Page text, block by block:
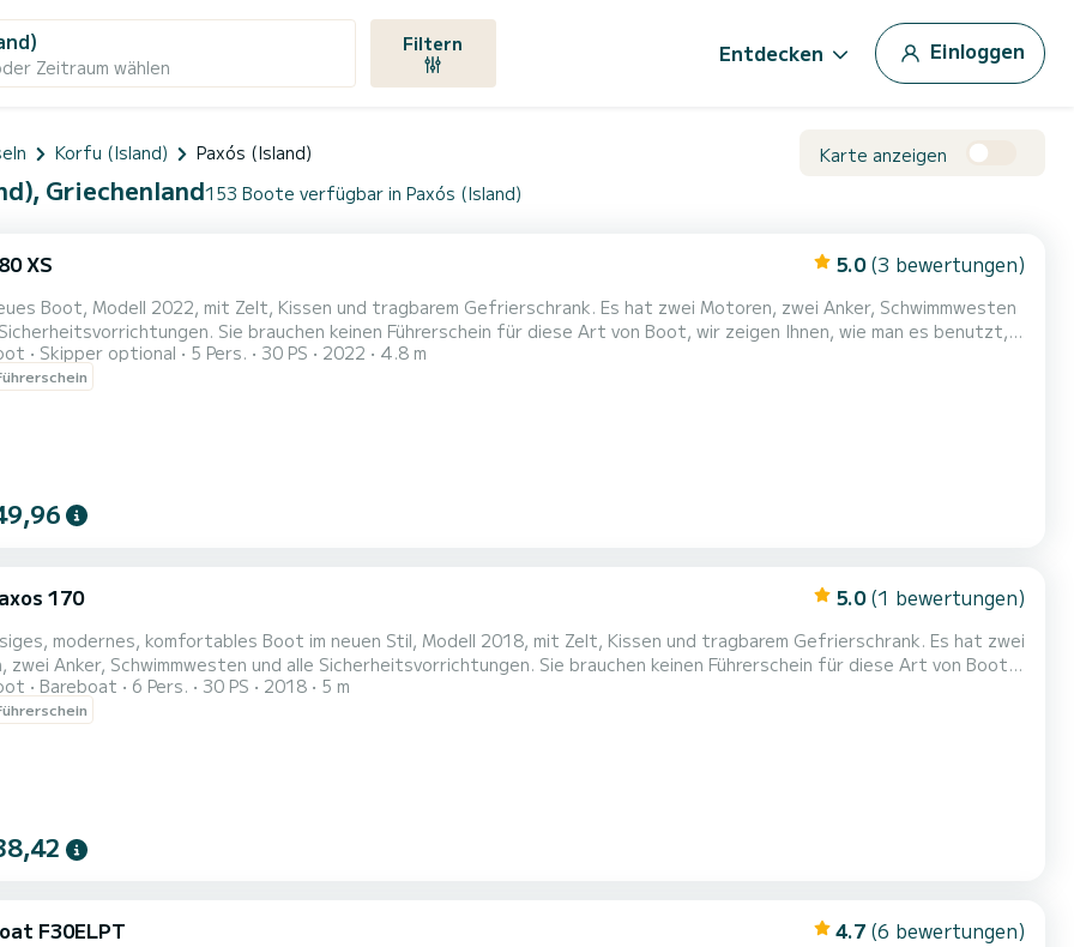
Zeitraum wählen
Filtern Entdecken Einloggen
Korfu (Island) Paxós (Island) Karte anzeigen
Griechenland153 Boote verfügbar in Paxós (Island)
XS 5.0 (3 bewertungen)
Boot, Modell 2022, mit Zelt, Kissen und tragbarem Gefrierschrank. Es hat zwei Motoren, zwei Anker, Schwimmwesten
Sie brauchen keinen Führerschein für diese Art von Boot, wir zeigen Ihnen, wie man es benutzt,
mindestens 25 Jahre alt sein. Sie können damit überall in Paxos hinfahren und auch die Insel Andipaxos besuchen.
- Kraftstoff - Skipper
Skipper optional 5 Pers. 30 PS 2022 4.8 m
170 5.0 (1 bewertungen)
modernes, komfortables Boot im neuen Stil, Modell 2018, mit Zelt, Kissen und tragbarem Gefrierschrank. Es hat zwei
Schwimmwesten und alle Sicherheitsvorrichtungen. Sie brauchen keinen Führerschein für diese Art von Boot,
wie man es benutzt, aber Sie müssen mindestens 25 Jahre alt sein. Sie können damit überall auf Paxos hinfahren
Bareboat 6 Pers. 30 PS 2018 5 m
F30ELPT 4.7 (6 bewertungen)